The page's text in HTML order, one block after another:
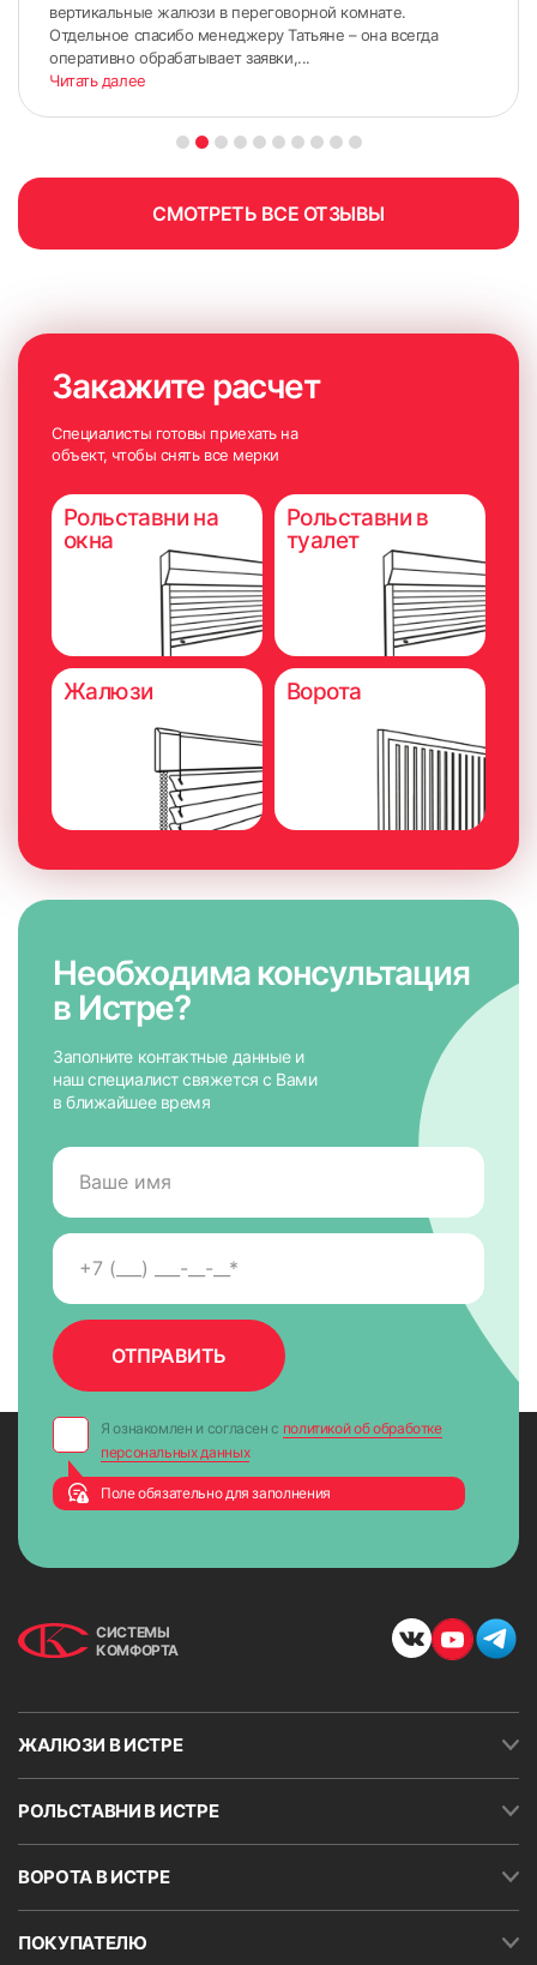
вертикальные жалюзи в переговорной комнате.
Отдельное спасибо менеджеру Татьяне – она всегда
оперативно обрабатывает заявки,...
Читать далее
СМОТРЕТЬ ВСЕ ОТЗЫВЫ
Закажите расчет
Специалисты готовы приехать на
объект, чтобы снять все мерки
Рольставни на
окна
Рольставни в
туалет
Жалюзи Ворота
Необходима консультация
в Истре?
Заполните контактные данные и
наш специалист свяжется с Вами
в ближайшее время
Я ознакомлен и согласен с политикой об обработке
персональных данных
Поле обязательно для заполнения
СИСТЕМЫ
КОМФОРТА
ЖАЛЮЗИ В ИСТРЕ
РОЛЬСТАВНИ В ИСТРЕ
ВОРОТА В ИСТРЕ
ПОКУПАТЕЛЮ